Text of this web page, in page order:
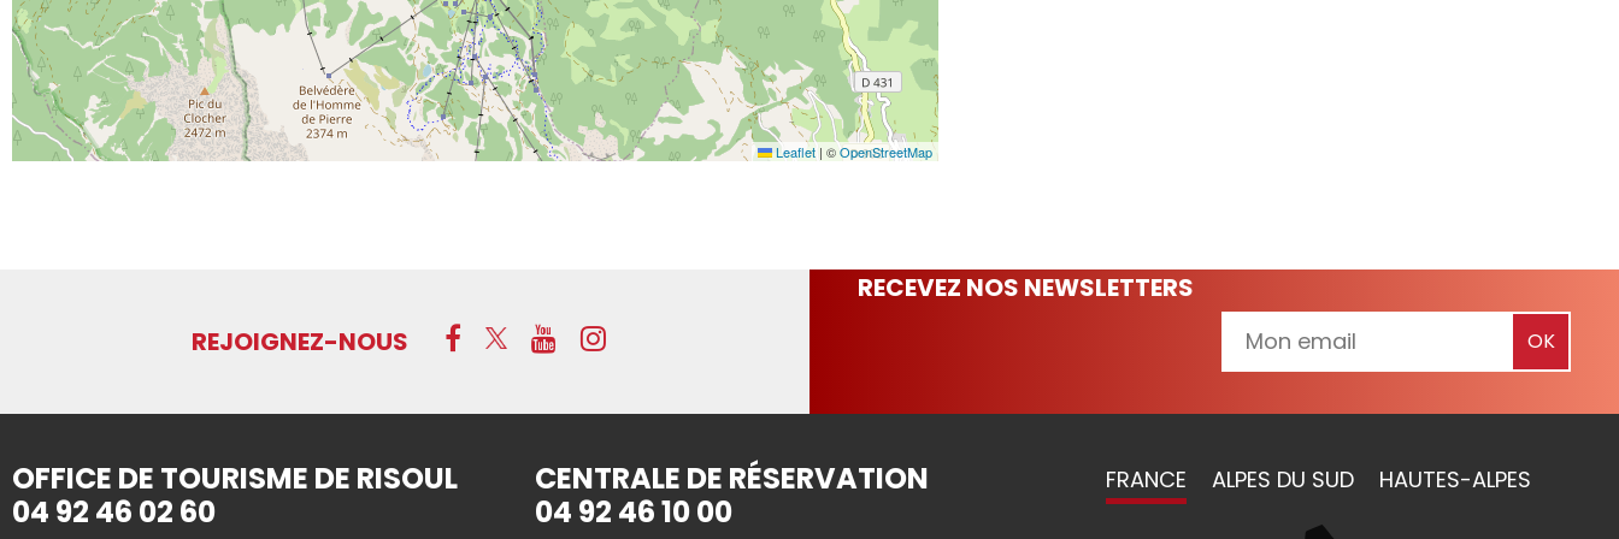
Leaflet | ©OpenStreetMap
REJOIGNEZ-NOUS
RECEVEZ NOS NEWSLETTERS
OFFICE DE TOURISME DE RISOUL
04 92 46 02 60
CENTRALE DE RÉSERVATION
04 92 46 10 00
FRANCE ALPES DU SUD HAUTES-ALPES